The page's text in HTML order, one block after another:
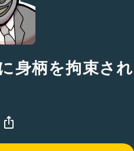
身柄を拘束され